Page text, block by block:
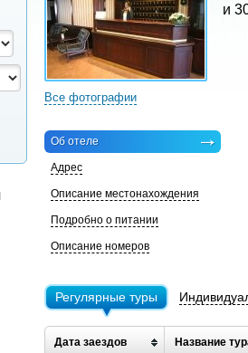
Все фотографии
Об отеле
Адрес
Описание местонахождения
Подробно о питании
Описание номеров
и
Регулярные туры
Дата заездов Название